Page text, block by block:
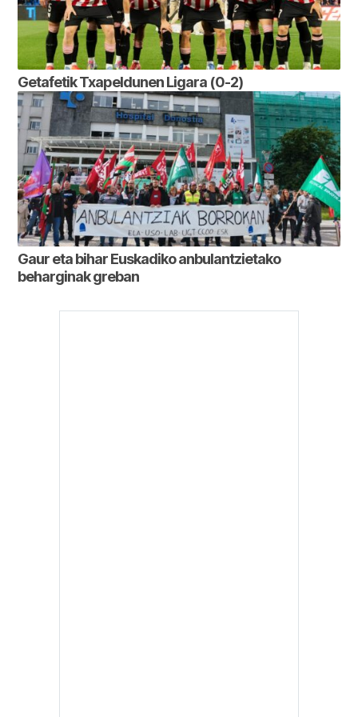
Getafetik Txapeldunen Ligara (0-2)
Gaur eta bihar Euskadiko anbulantzietako
beharginak greban